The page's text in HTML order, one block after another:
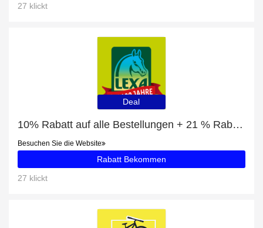
27 klickt
Deal
10% Rabatt auf alle Bestellungen + 21 % Rabatt auf Basis-Mineral
Besuchen Sie die Website
Rabatt Bekommen
27 klickt